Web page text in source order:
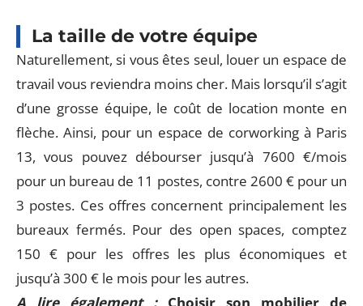
La taille de votre équipe
Naturellement, si vous êtes seul, louer un espace de
travail vous reviendra moins cher. Mais lorsqu’il s’agit
d’une grosse équipe, le coût de location monte en
flèche. Ainsi, pour un espace de corworking à Paris
13, vous pouvez débourser jusqu’à 7600 €/mois
pour un bureau de 11 postes, contre 2600 € pour un
3 postes. Ces offres concernent principalement les
bureaux fermés. Pour des open spaces, comptez
150 € pour les offres les plus économiques et
jusqu’à 300 € le mois pour les autres.